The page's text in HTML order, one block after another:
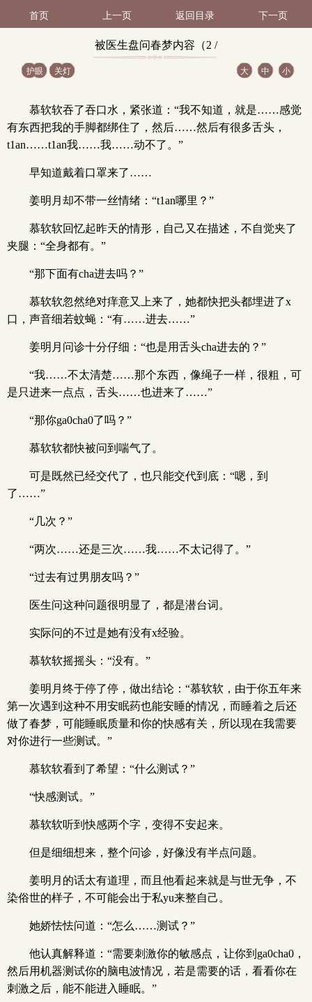
首页 上一页 返回目录 下一页
被医生盘问春梦内容（2 /
护眼 关灯 大 中 小
慕软软吞了吞口水，紧张道：“我不知道，就是……感觉
有东西把我的手脚都绑住了，然后……然后有很多舌头，
t1an……t1an我……我……动不了。”
早知道戴着口罩来了……
姜明月却不带一丝情绪：“t1an哪里？”
慕软软回忆起昨天的情形，自己又在描述，不自觉夹了
夹腿：“全身都有。”
“那下面有cha进去吗？”
慕软软忽然绝对痒意又上来了，她都快把头都埋进了x
口，声音细若蚊蝇：“有……进去……”
姜明月问诊十分仔细：“也是用舌头cha进去的？”
“我……不太清楚……那个东西，像绳子一样，很粗，可
是只进来一点点，舌头……也进来了……”
“那你ga0cha0了吗？”
慕软软都快被问到喘气了。
可是既然已经交代了，也只能交代到底：“嗯，到
了……”
“几次？”
“两次……还是三次……我……不太记得了。”
“过去有过男朋友吗？”
医生问这种问题很明显了，都是潜台词。
实际问的不过是她有没有x经验。
慕软软摇摇头：“没有。”
姜明月终于停了停，做出结论：“慕软软，由于你五年来
第一次遇到这种不用安眠药也能安睡的情况，而睡着之后还
做了春梦，可能睡眠质量和你的快感有关，所以现在我需要
对你进行一些测试。”
慕软软看到了希望：“什么测试？”
“快感测试。”
慕软软听到快感两个字，变得不安起来。
但是细细想来，整个问诊，好像没有半点问题。
姜明月的话太有道理，而且他看起来就是与世无争，不
染俗世的样子，不可能会出于私yu来整自己。
她娇怯怯问道：“怎么……测试？”
他认真解释道：“需要刺激你的敏感点，让你到ga0cha0，
然后用机器测试你的脑电波情况，若是需要的话，看看你在
刺激之后，能不能进入睡眠。”